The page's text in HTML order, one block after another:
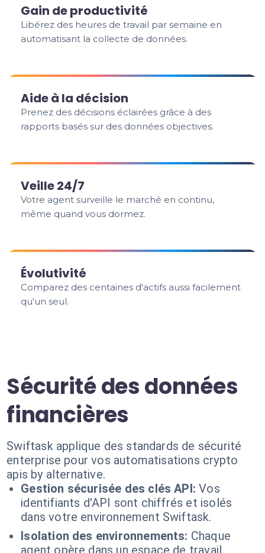
Gain de productivité
Libérez des heures de travail par semaine en
automatisant la collecte de données.
Aide à la décision
Prenez des décisions éclairées grâce à des
rapports basés sur des données objectives.
Veille 24/7
Votre agent surveille le marché en continu,
même quand vous dormez.
Évolutivité
Comparez des centaines d'actifs aussi facilement
qu'un seul.
Sécurité des données
financières
Swiftask applique des standards de sécurité
enterprise pour vos automatisations crypto
apis by alternative.
Gestion sécurisée des clés API: Vos
identifiants d'API sont chiffrés et isolés
dans votre environnement Swiftask.
Isolation des environnements: Chaque
agent opère dans un espace de travail